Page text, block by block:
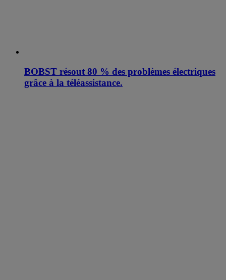
BOBST résout 80 % des problèmes électriques
grâce à la téléassistance.